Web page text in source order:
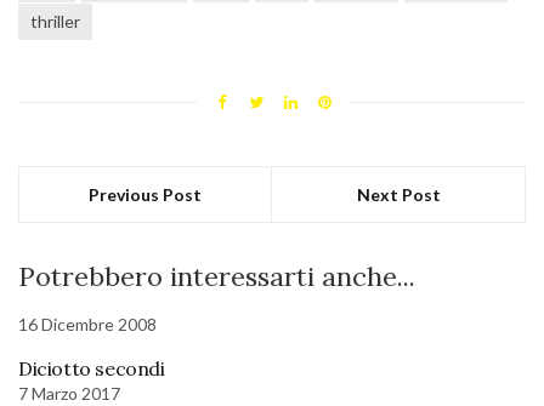
thriller
Previous Post Next Post
Potrebbero interessarti anche...
16 Dicembre 2008
Diciotto secondi
7 Marzo 2017